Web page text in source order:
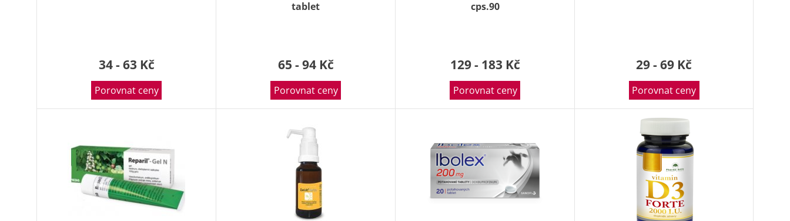
34 - 63 Kč
Porovnat ceny
tablet
65 - 94 Kč
Porovnat ceny
cps.90
129 - 183 Kč
Porovnat ceny
29 - 69 Kč
Porovnat ceny